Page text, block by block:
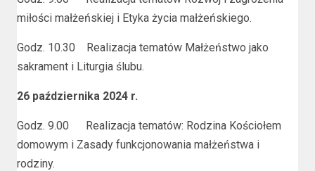
miłości małżeńskiej i Etyka życia małżeńskiego.
Godz. 10.30 Realizacja tematów Małżeństwo jako
sakrament i Liturgia ślubu.
26 października 2024 r.
Godz. 9.00 Realizacja tematów: Rodzina Kościołem
domowym i Zasady funkcjonowania małżeństwa i
rodziny.